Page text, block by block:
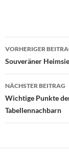
VORHERIGER
Souveräner
NÄCHSTER BEITRAG
Wichtige Punkte
Tabellennachbarn